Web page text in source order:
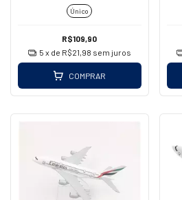
Único
R$109,90
5 x de R$21,98 sem juros
COMPRAR